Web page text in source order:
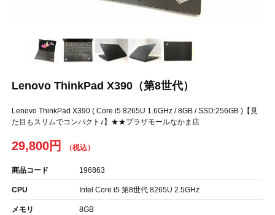
Lenovo ThinkPad X390（第8世代）
Lenovo ThinkPad X390 ( Core i5 8265U 1.6GHz / 8GB / SSD:256GB )【見
た目もスリムでコンパクト♪】★★プラザモールなかま店
29,800円
商品コード 196863
CPU Intel Core i5 第8世代 8265U 2.5GHz
メモリ 8GB